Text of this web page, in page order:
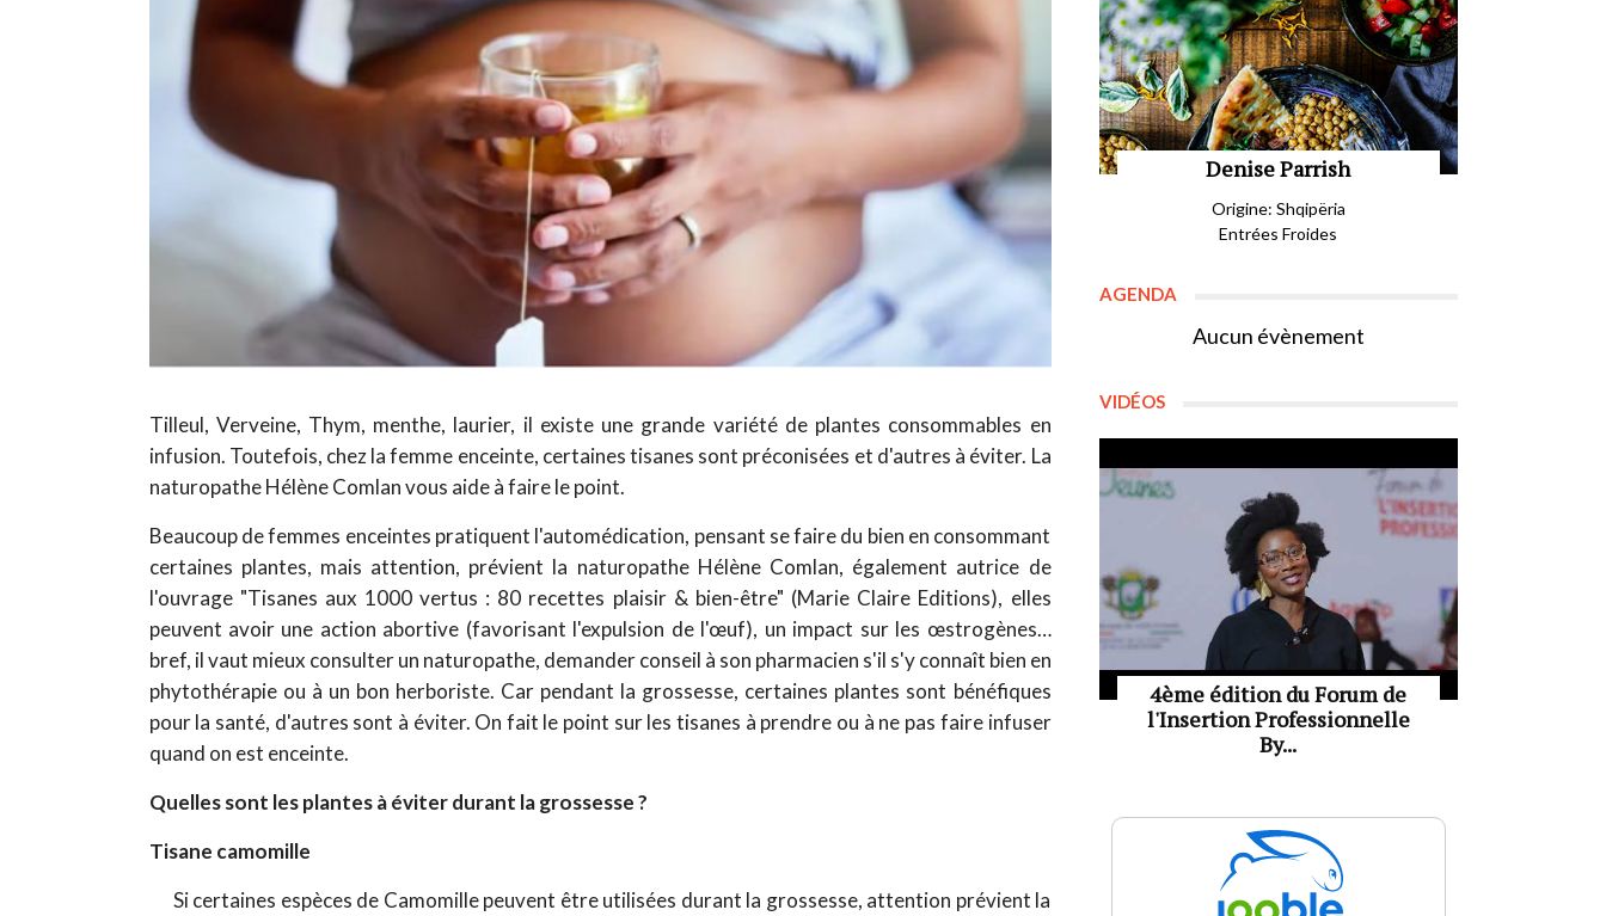
Tilleul, Verveine, Thym, menthe, laurier, il existe une grande variété de plantes consommables en
infusion. Toutefois, chez la femme enceinte, certaines tisanes sont préconisées et d'autres à éviter. La
naturopathe Hélène Comlan vous aide à faire le point.
Beaucoup de femmes enceintes pratiquent l'automédication, pensant se faire du bien en consommant
certaines plantes, mais attention, prévient la naturopathe Hélène Comlan, également autrice de
l'ouvrage "Tisanes aux 1000 vertus : 80 recettes plaisir & bien-être" (Marie Claire Editions), elles
peuvent avoir une action abortive (favorisant l'expulsion de l'œuf), un impact sur les œstrogènes…
bref, il vaut mieux consulter un naturopathe, demander conseil à son pharmacien s'il s'y connaît bien en
phytothérapie ou à un bon herboriste. Car pendant la grossesse, certaines plantes sont bénéfiques
pour la santé, d'autres sont à éviter. On fait le point sur les tisanes à prendre ou à ne pas faire infuser
quand on est enceinte.
Quelles sont les plantes à éviter durant la grossesse ?
Tisane camomille
Si certaines espèces de Camomille peuvent être utilisées durant la grossesse, attention prévient la
Denise Parrish
Origine: Shqipëria
Entrées Froides
AGENDA
Aucun évènement
VIDÉOS
4ème édition du Forum de
l'Insertion Professionnelle
By...